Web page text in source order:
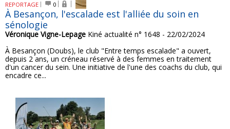
REPORTAGE 0
À Besançon, l'escalade est l'alliée du soin en
sénologie
Véronique Vigne-Lepage Kiné actualité n° 1648 - 22/02/2024
À Besançon (Doubs), le club "Entre temps escalade" a ouvert,
depuis 2 ans, un créneau réservé à des femmes en traitement
d'un cancer du sein. Une initiative de l'une des coachs du club, qui
encadre ce...